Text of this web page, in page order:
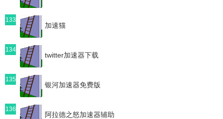
133
加速猫
134
twitter加速器下载
135
银河加速器免费版
136
阿拉德之怒加速器辅助